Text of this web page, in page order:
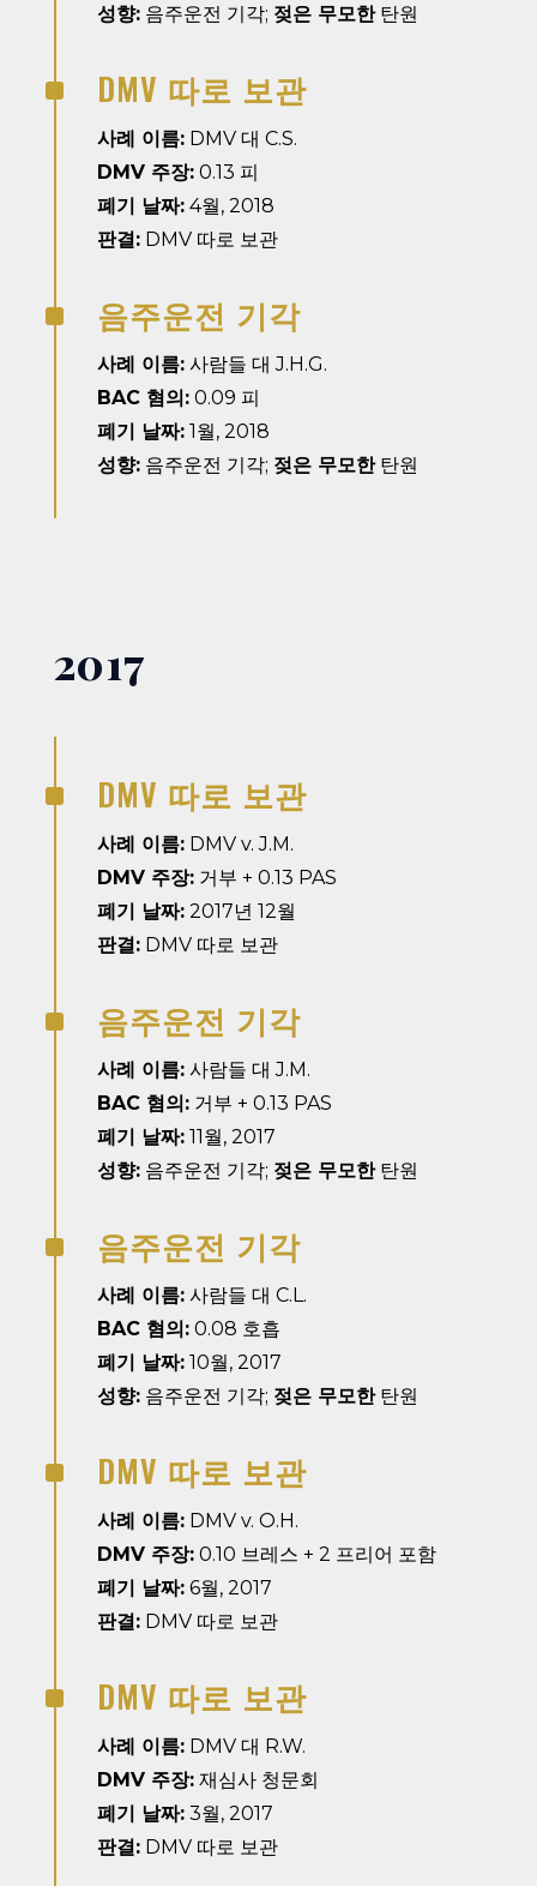
성향:음주운전 기각; 젖은 무모한탄원
^ DMV 따로 보관
사례 이름:DMV 대 C.S.
DMV 주장:0.13 피
폐기 날짜:4월, 2018
판결:DMV 따로 보관
^ 음주운전 기각
사례 이름:사람들 대 J.H.G.
BAC 혐의:0.09 피
폐기 날짜:1월, 2018
성향:음주운전 기각; 젖은 무모한탄원
2017
^ DMV 따로 보관
사례 이름:DMV v. J.M.
DMV 주장:거부 + 0.13 PAS
폐기 날짜:2017년 12월
판결:DMV 따로 보관
^ 음주운전 기각
사례 이름:사람들 대 J.M.
BAC 혐의:거부 + 0.13 PAS
폐기 날짜:11월, 2017
성향:음주운전 기각; 젖은 무모한탄원
^ 음주운전 기각
사례 이름:사람들 대 C.L.
BAC 혐의:0.08 호흡
폐기 날짜:10월, 2017
성향:음주운전 기각; 젖은 무모한탄원
^ DMV 따로 보관
사례 이름:DMV v. O.H.
DMV 주장:0.10 브레스 + 2 프리어 포함
폐기 날짜:6월, 2017
판결:DMV 따로 보관
^ DMV 따로 보관
사례 이름:DMV 대 R.W.
DMV 주장:재심사 청문회
폐기 날짜:3월, 2017
판결:DMV 따로 보관